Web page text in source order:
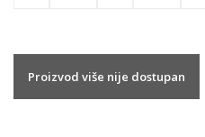
Proizvod više nije dostupan